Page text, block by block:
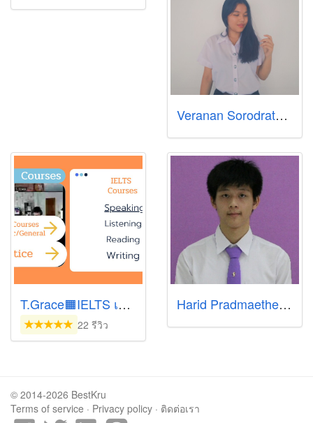
Veranan Sorodratanapol
T.Grace🟧IELTS เรียนออนไลน์เดี่ยว@zoom
22 รีวิว
Harid Pradmaetheekul
© 2014-2026 BestKru
Terms of service · Privacy policy · ติดต่อเรา